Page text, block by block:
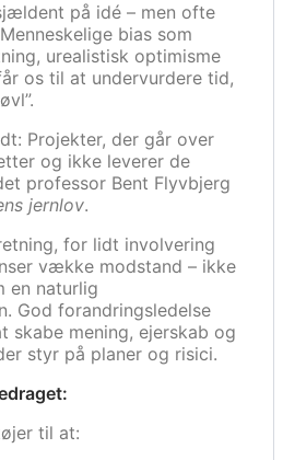
på idé – men ofte
bias som
urealistisk optimisme
os til at undervurdere tid,
Projekter, der går over
og ikke leverer de
professor Bent Flyvbjerg
jernlov.
for lidt involvering
vække modstand – ikke
en naturlig
God forandringsledelse
skabe mening, ejerskab og
styr på planer og risici.
til at: